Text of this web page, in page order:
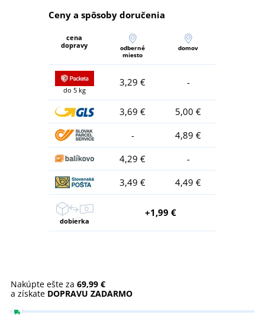
Ceny a spôsoby doručenia
cena
dopravy
odberné
miesto
domov
do 5 kg
3,29 € -
3,69 €
5,00 €
-
4,89 €
4,29 €
-
3,49 €
4,49 €
dobierka
+1,99 €
Nakúpte ešte za 69,99 €
a získate DOPRAVU ZADARMO